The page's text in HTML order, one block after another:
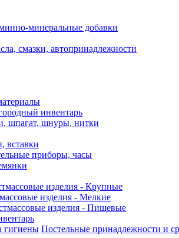
минеральные добавки
смазки, автопринадлежности
инвентарь
шпагат, шнуры, нитки
вставки
приборы, часы
изделия - Крупные
изделия - Мелкие
изделия - Пищевые
Постельные принадлежности и